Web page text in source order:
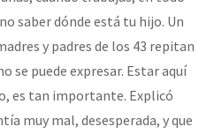
saber dónde está tu hijo. Un
y padres de los 43 repitan
se puede expresar. Estar aquí
es tan importante. Explicó
muy mal, desesperada, y que